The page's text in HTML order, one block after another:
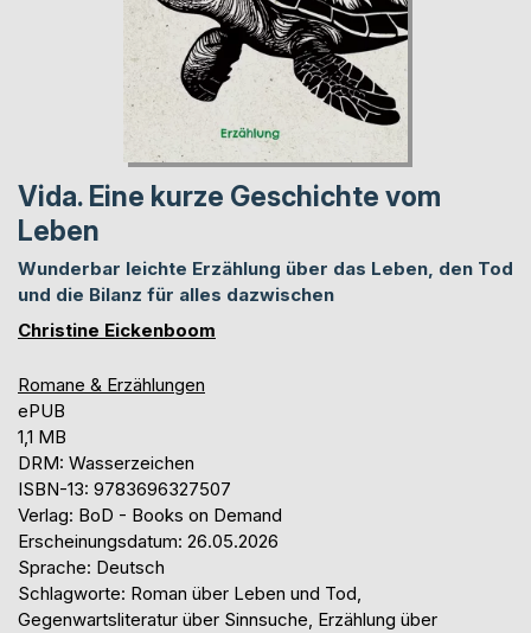
Vida. Eine kurze Geschichte vom
Leben
Wunderbar leichte Erzählung über das Leben, den Tod
und die Bilanz für alles dazwischen
Christine Eickenboom
Romane & Erzählungen
ePUB
1,1 MB
DRM: Wasserzeichen
ISBN-13: 9783696327507
Verlag: BoD - Books on Demand
Erscheinungsdatum: 26.05.2026
Sprache: Deutsch
Schlagworte: Roman über Leben und Tod,
Gegenwartsliteratur über Sinnsuche, Erzählung über